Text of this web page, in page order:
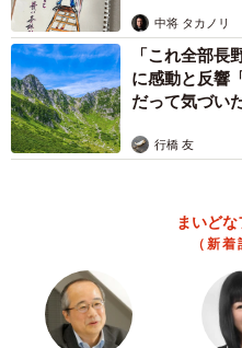
中将 タカノリ
「これ全部長
に感動と反響
だって気づいた
行橋 友
まいど
（新着